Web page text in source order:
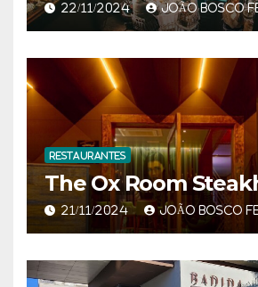
22/11/2024 JOÃO BOSCO
RESTAURANTES
The Ox Room
21/11/2024 JOÃO BOSCO